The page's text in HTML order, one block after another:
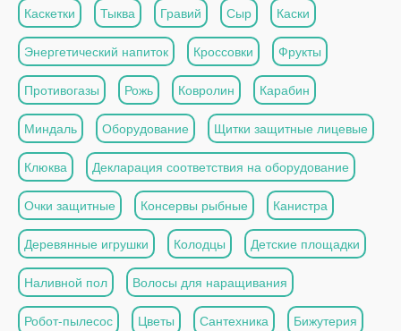
Каскетки Тыква Гравий Сыр Каски
Энергетический напиток Кроссовки Фрукты
Противогазы Рожь Ковролин Карабин
Миндаль Оборудование Щитки защитные лицевые
Клюква Декларация соответствия на оборудование
Очки защитные Консервы рыбные Канистра
Деревянные игрушки Колодцы Детские площадки
Наливной пол Волосы для наращивания
Робот-пылесос Цветы Сантехника Бижутерия